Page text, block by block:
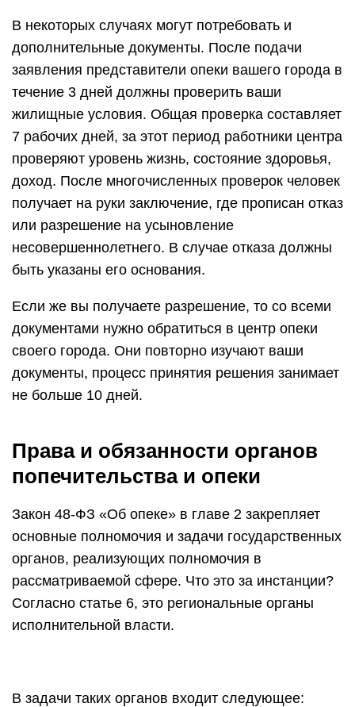
В некоторых случаях могут потребовать и
дополнительные документы. После подачи
заявления представители опеки вашего города в
течение 3 дней должны проверить ваши
жилищные условия. Общая проверка составляет
7 рабочих дней, за этот период работники центра
проверяют уровень жизнь, состояние здоровья,
доход. После многочисленных проверок человек
получает на руки заключение, где прописан отказ
или разрешение на усыновление
несовершеннолетнего. В случае отказа должны
быть указаны его основания.
Если же вы получаете разрешение, то со всеми
документами нужно обратиться в центр опеки
своего города. Они повторно изучают ваши
документы, процесс принятия решения занимает
не больше 10 дней.
Права и обязанности органов
попечительства и опеки
Закон 48-ФЗ «Об опеке» в главе 2 закрепляет
основные полномочия и задачи государственных
органов, реализующих полномочия в
рассматриваемой сфере. Что это за инстанции?
Согласно статье 6, это региональные органы
исполнительной власти.
В задачи таких органов входит следующее: